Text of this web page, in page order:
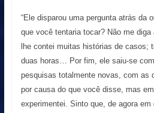
“Ele disparou uma pergunta atrás da
que você tentaria tocar? Não me diga
lhe contei muitas histórias de casos;
duas horas… Por fim, ele saiu-se
pesquisas totalmente novas, com as
por causa do que você disse, mas
experimentei. Sinto que, de agora